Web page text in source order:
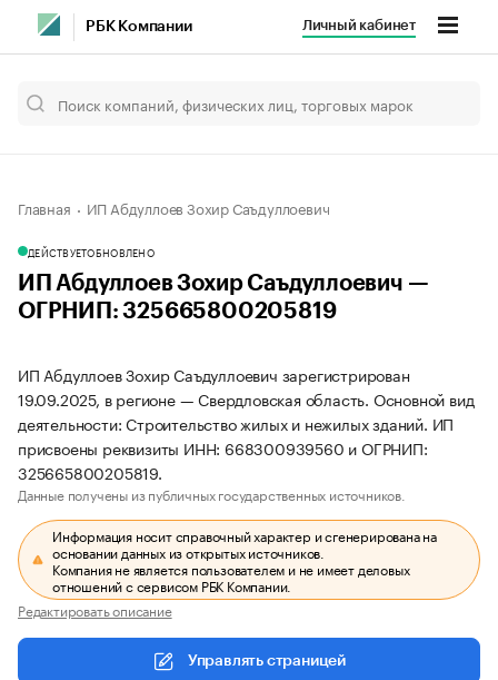
РБК Компании Личный кабинет
Главная ИП Абдуллоев Зохир Саъдуллоевич
ДЕЙСТВУЕТОБНОВЛЕНО
ИП Абдуллоев Зохир Саъдуллоевич —
ОГРНИП: 325665800205819
ИП Абдуллоев Зохир Саъдуллоевич зарегистрирован
19.09.2025, в регионе — Свердловская область. Основной вид
деятельности: Строительство жилых и нежилых зданий. ИП
присвоены реквизиты ИНН: 668300939560 и ОГРНИП:
325665800205819.
Данные получены из публичных государственных источников.
Информация носит справочный характер и сгенерирована на
основании данных из открытых источников.
Компания не является пользователем и не имеет деловых
отношений с сервисом РБК Компании.
Редактировать описание
Управлять страницей